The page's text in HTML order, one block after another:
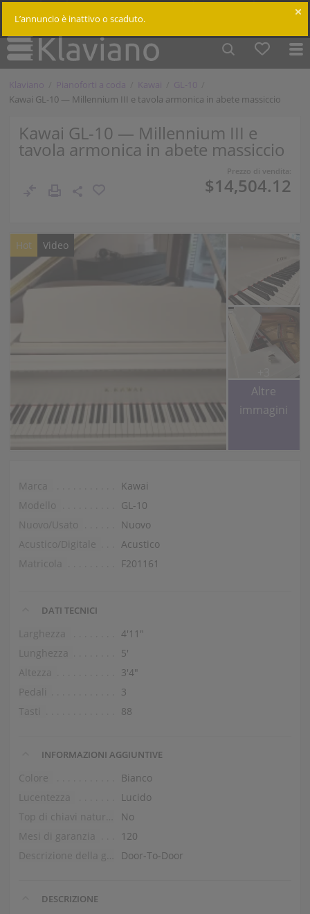
L’annuncio è inattivo o scaduto.
Klaviano Pianoforti a coda Kawai
GL-10
Kawai GL-10 — Millennium III e tavola armonica in abete massiccio
Kawai GL-10 — Millennium III e
tavola armonica in abete massiccio
Prezzo di vendita:
$14,504.12
Hot Video
Altre
immagini
Marca
Kawai
Modello
GL-10
Nuovo/Usato
Nuovo
Acustico/Digitale
Acustico
Matricola
F201161
DATI TECNICI
Larghezza
4′11″
Lunghezza
5′
Altezza
3′4″
Pedali
3
Tasti
88
INFORMAZIONI AGGIUNTIVE
Colore
Bianco
Lucentezza
Lucido
No
Mesi di garanzia
120
Door-To-Door
DESCRIZIONE